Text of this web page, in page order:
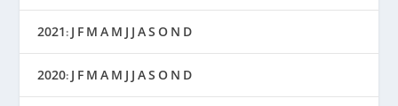
2021: J F M A M J J AS O N D
2020: J F M A M J J AS O N D